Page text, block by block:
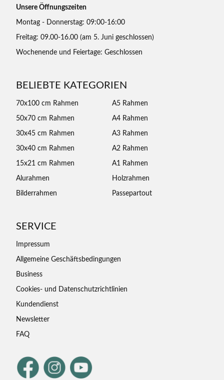
Unsere Öffnungszeiten
Montag - Donnerstag: 09:00-16:00
Freitag: 09.00-16.00 (am 5. Juni geschlossen)
Wochenende und Feiertage: Geschlossen
BELIEBTE KATEGORIEN
70x100 cm Rahmen A5 Rahmen
50x70 cm Rahmen A4 Rahmen
30x45 cm Rahmen A3 Rahmen
30x40 cm Rahmen A2 Rahmen
15x21 cm Rahmen A1 Rahmen
Alurahmen Holzrahmen
Bilderrahmen Passepartout
SERVICE
Impressum
Allgemeine Geschäftsbedingungen
Business
Cookies- und Datenschutzrichtlinien
Kundendienst
Newsletter
FAQ